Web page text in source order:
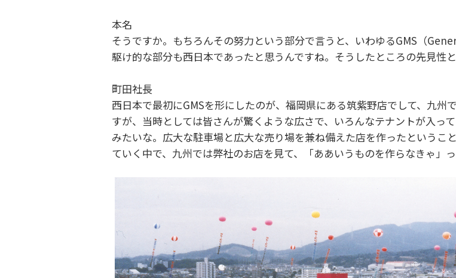
本名
そうですか。もちろんその努力という部分で言うと、いわゆるGMS（
駆け的な部分も西日本であったと思うんですね。そうしたところの先見性
町田社長
西日本で最初にGMSを形にしたのが、福岡県にある筑紫野店でして、九州
すが、当時としては皆さんが驚くような広さで、いろんなテナントが入っ
みたいな。広大な駐車場と広大な売り場を兼ね備えた店を作ったというこ
ていく中で、九州では弊社のお店を見て、「ああいうものを作らなきゃ」